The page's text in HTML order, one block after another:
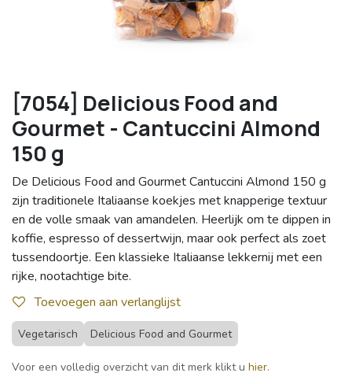
[7054] Delicious Food and
Gourmet - Cantuccini Almond
150 g
De Delicious Food and Gourmet Cantuccini Almond 150 g
zijn traditionele Italiaanse koekjes met knapperige textuur
en de volle smaak van amandelen. Heerlijk om te dippen in
koffie, espresso of dessertwijn, maar ook perfect als zoet
tussendoortje. Een klassieke Italiaanse lekkernij met een
rijke, nootachtige bite.
Toevoegen aan verlanglijst
Vegetarisch Delicious Food and Gourmet
Voor een volledig overzicht van dit merk klikt u hier.